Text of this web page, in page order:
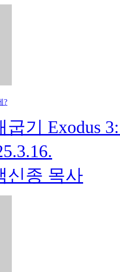
?
기 Exodus
신종 목사